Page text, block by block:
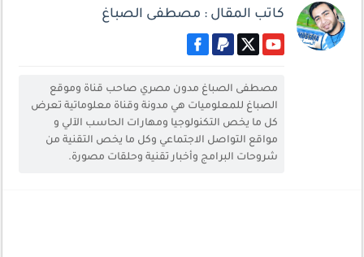
كاتب المقال : مصطفى الصباغ
مصطفى الصباغ مدون مصري صاحب قناة وموقع
الصباغ للمعلوميات هي مدونة وقناة معلوماتية تعرض
كل ما يخص التكنولوجيا ومهارات الحاسب الآلي و
مواقع التواصل الاجتماعي وكل ما يخص التقنية من
شروحات البرامج وأخبار تقنية وحلقات مصورة.